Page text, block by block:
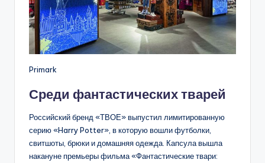
Primark
Среди фантастических тварей
Российский бренд «ТВОЕ» выпустил лимитированную
серию «Harry Potter», в которую вошли футболки,
свитшоты, брюки и домашняя одежда. Капсула вышла
накануне премьеры фильма «Фантастические твари: